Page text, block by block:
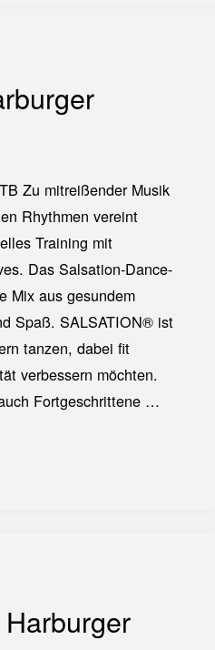
Zu mitreißender Musik
Rhythmen vereint
Training mit
Das Salsation-Dance-
Mix aus gesundem
Spaß. SALSATION® ist
tanzen, dabei fit
verbessern möchten.
Fortgeschrittene …